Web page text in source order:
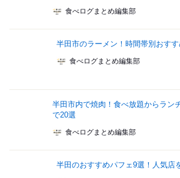
食べログまとめ編集部
半田市のラーメン！時間帯別おす
食べログまとめ編集部
半田市内で焼肉！食べ放題からラン
で20選
食べログまとめ編集部
半田のおすすめパフェ9選！人気店